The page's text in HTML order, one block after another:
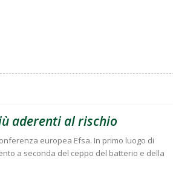
aderenti al rischio
europea Efsa. In primo luogo di
a seconda del ceppo del batterio e della